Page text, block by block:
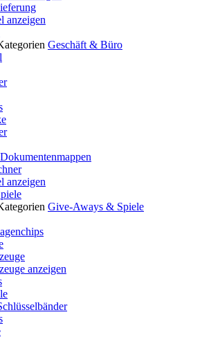
anzeigen
Geschäft & Büro
anzeigen
Give-Aways & Spiele
anzeigen